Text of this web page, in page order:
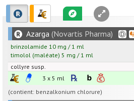
Azarga (Novartis Pharma)
brinzolamide 10 mg / 1 ml
timolol (maléate) 5 mg / 1 ml
collyre susp.
3 x 5 ml
(contient: benzalkonium chlorure)